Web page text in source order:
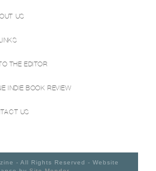
US
THE EDITOR
INDIE BOOK REVIEW
US
- All Rights Reserved - Website